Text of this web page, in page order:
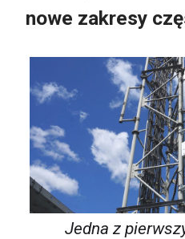
nowe zakresy
Jedna z